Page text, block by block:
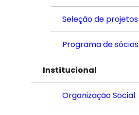
Seleção de projetos
Programa de sócios
Institucional
Organização Social